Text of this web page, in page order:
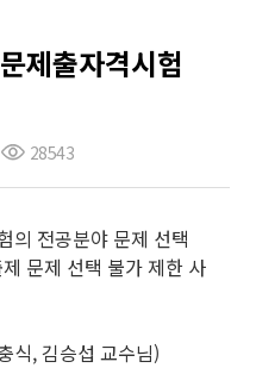
제출자격시험
28543
의 전공분야 문제 선택
문제 선택 불가 제한 사
식, 김승섭 교수님)